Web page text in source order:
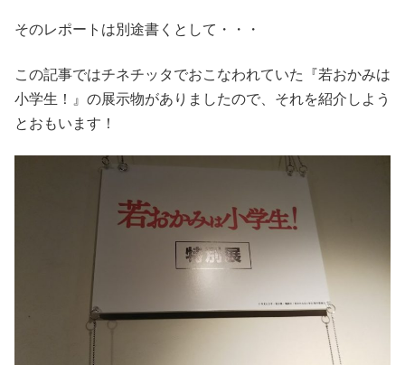
そのレポートは別途書くとして・・・
この記事ではチネチッタでおこなわれていた『若おかみは
小学生！』の展示物がありましたので、それを紹介しよう
とおもいます！